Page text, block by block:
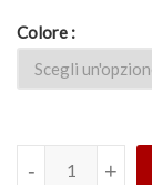
Colore
GOGGLE
+
- +
-